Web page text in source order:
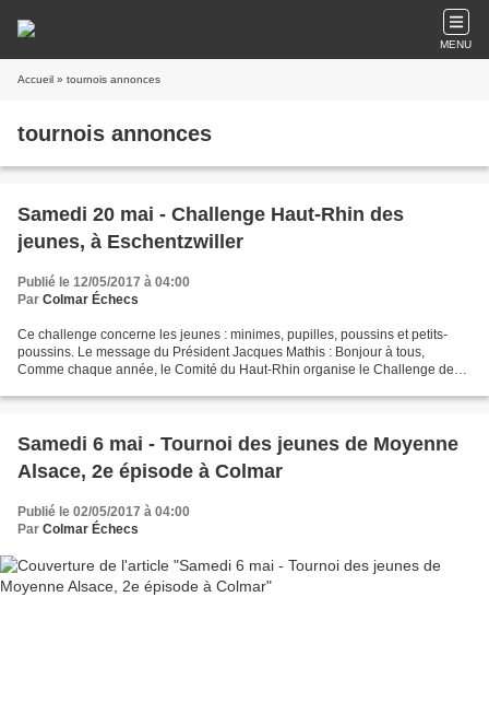
MENU
Accueil » tournois annonces
tournois annonces
Samedi 20 mai - Challenge Haut-Rhin des
jeunes, à Eschentzwiller
Publié le 12/05/2017 à 04:00
Par Colmar Échecs
Ce challenge concerne les jeunes : minimes, pupilles, poussins et petits-
poussins. Le message du Président Jacques Mathis : Bonjour à tous,
Comme chaque année, le Comité du Haut-Rhin organise le Challenge des
Samedi 6 mai - Tournoi des jeunes de Moyenne
Alsace, 2e épisode à Colmar
Publié le 02/05/2017 à 04:00
Par Colmar Échecs